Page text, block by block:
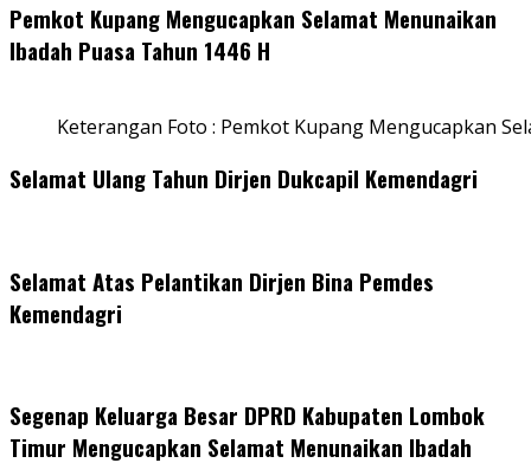
Pemkot Kupang Mengucapkan Selamat Menunaikan
Ibadah Puasa Tahun 1446 H
Keterangan Foto : Pemkot Kupang Mengucapkan
Selamat Ulang Tahun Dirjen Dukcapil Kemendagri
Selamat Atas Pelantikan Dirjen Bina Pemdes
Kemendagri
Segenap Keluarga Besar DPRD Kabupaten Lombok
Timur Mengucapkan Selamat Menunaikan Ibadah